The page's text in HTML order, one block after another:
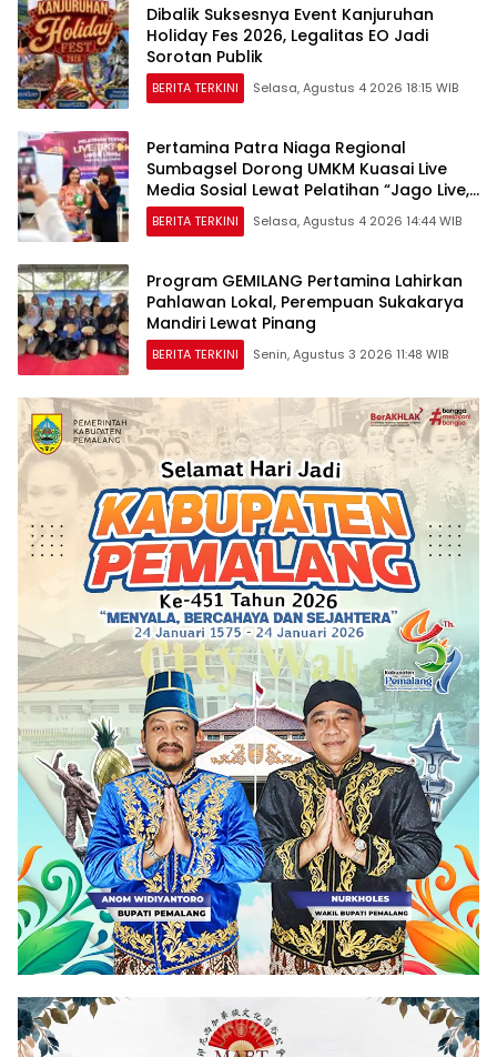
Dibalik Suksesnya Event Kanjuruhan
Holiday Fes 2026, Legalitas EO Jadi
Sorotan Publik
BERITA TERKINI Selasa, Agustus 4 2026 18:15 WIB
Pertamina Patra Niaga Regional
Sumbagsel Dorong UMKM Kuasai Live
Media Sosial Lewat Pelatihan “Jago Live,
Jago Closing”
BERITA TERKINI Selasa, Agustus 4 2026 14:44 WIB
Program GEMILANG Pertamina Lahirkan
Pahlawan Lokal, Perempuan Sukakarya
Mandiri Lewat Pinang
BERITA TERKINI Senin, Agustus 3 2026 11:48 WIB